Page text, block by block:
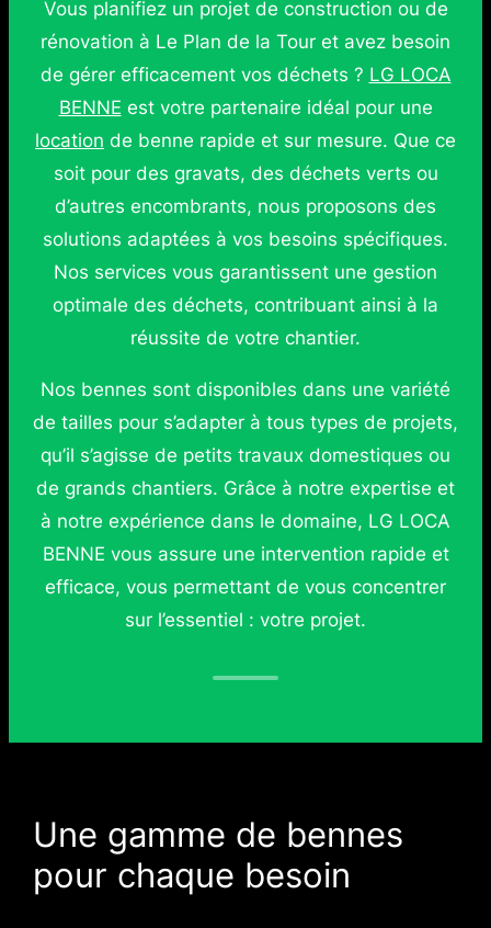
Vous planifiez un projet de construction ou de
rénovation à Le Plan de la Tour et avez besoin
de gérer efficacement vos déchets ? LG LOCA
BENNE est votre partenaire idéal pour une
location de benne rapide et sur mesure. Que ce
soit pour des gravats, des déchets verts ou
d’autres encombrants, nous proposons des
solutions adaptées à vos besoins spécifiques.
Nos services vous garantissent une gestion
optimale des déchets, contribuant ainsi à la
réussite de votre chantier.
Nos bennes sont disponibles dans une variété
de tailles pour s’adapter à tous types de projets,
qu’il s’agisse de petits travaux domestiques ou
de grands chantiers. Grâce à notre expertise et
à notre expérience dans le domaine, LG LOCA
BENNE vous assure une intervention rapide et
efficace, vous permettant de vous concentrer
sur l’essentiel : votre projet.
Une gamme de bennes
pour chaque besoin